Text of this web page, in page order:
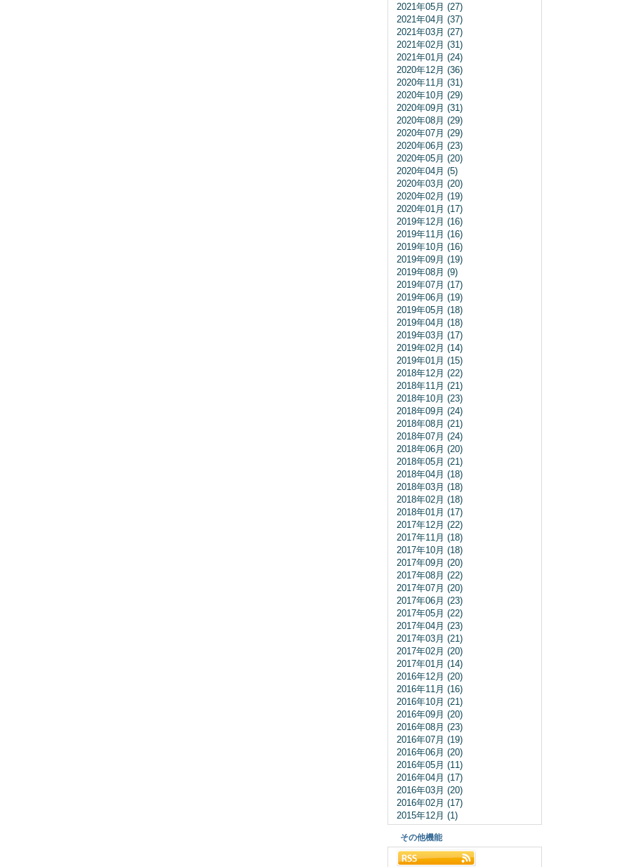
2021年05月 (27)
2021年04月 (37)
2021年03月 (27)
2021年02月 (31)
2021年01月 (24)
2020年12月 (36)
2020年11月 (31)
2020年10月 (29)
2020年09月 (31)
2020年08月 (29)
2020年07月 (29)
2020年06月 (23)
2020年05月 (20)
2020年04月 (5)
2020年03月 (20)
2020年02月 (19)
2020年01月 (17)
2019年12月 (16)
2019年11月 (16)
2019年10月 (16)
2019年09月 (19)
2019年08月 (9)
2019年07月 (17)
2019年06月 (19)
2019年05月 (18)
2019年04月 (18)
2019年03月 (17)
2019年02月 (14)
2019年01月 (15)
2018年12月 (22)
2018年11月 (21)
2018年10月 (23)
2018年09月 (24)
2018年08月 (21)
2018年07月 (24)
2018年06月 (20)
2018年05月 (21)
2018年04月 (18)
2018年03月 (18)
2018年02月 (18)
2018年01月 (17)
2017年12月 (22)
2017年11月 (18)
2017年10月 (18)
2017年09月 (20)
2017年08月 (22)
2017年07月 (20)
2017年06月 (23)
2017年05月 (22)
2017年04月 (23)
2017年03月 (21)
2017年02月 (20)
2017年01月 (14)
2016年12月 (20)
2016年11月 (16)
2016年10月 (21)
2016年09月 (20)
2016年08月 (23)
2016年07月 (19)
2016年06月 (20)
2016年05月 (11)
2016年04月 (17)
2016年03月 (20)
2016年02月 (17)
2015年12月 (1)
その他機能